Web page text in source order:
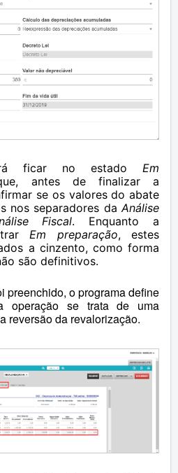
ficar no estado Em
antes de finalizar a
se os valores do abate
nos separadores da Análise
Fiscal. Enquanto a
Em preparação, estes
a cinzento, como forma
são definitivos.
preenchido, o programa define
operação se trata de uma
reversão da revalorização.